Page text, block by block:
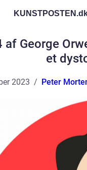
KUNSTPOSTEN.
af George
et
2023 Peter